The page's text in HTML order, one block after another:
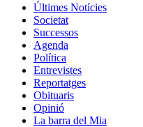
Últimes Notícies
Societat
Successos
Agenda
Política
Entrevistes
Reportatges
Obituaris
Opinió
La barra del Mia